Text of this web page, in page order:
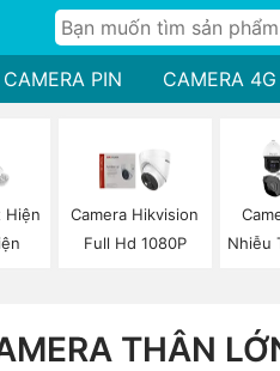
CAMERA PIN CAMERA 4G
Hiện
Camera Hikvision
Full Hd 1080P
Nhiễu
THÂN